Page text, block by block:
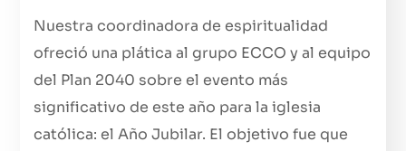
Nuestra coordinadora de espiritualidad
ofreció una plática al grupo ECCO y al equipo
del Plan 2040 sobre el evento más
significativo de este año para la iglesia
católica: el Año Jubilar. El objetivo fue que